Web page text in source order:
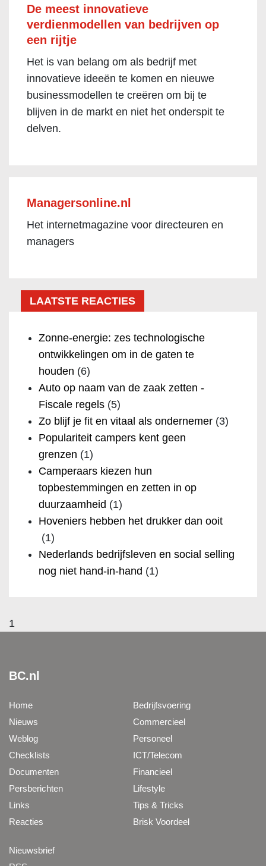
De meest innovatieve
verdienmodellen van bedrijven op
een rijtje
Het is van belang om als bedrijf met
innovatieve ideeën te komen en nieuwe
businessmodellen te creëren om bij te
blijven in de markt en niet het onderspit te
delven.
Managersonline.nl
Het internetmagazine voor directeuren en
managers
LAATSTE REACTIES
Zonne-energie: zes technologische
ontwikkelingen om in de gaten te
houden (6)
Auto op naam van de zaak zetten -
Fiscale regels (5)
Zo blijf je fit en vitaal als ondernemer (3)
Populariteit campers kent geen
grenzen (1)
Camperaars kiezen hun
topbestemmingen en zetten in op
duurzaamheid (1)
Hoveniers hebben het drukker dan ooit
(1)
Nederlands bedrijfsleven en social selling
nog niet hand-in-hand (1)
1
BC.nl
Home
Nieuws
Weblog
Checklists
Documenten
Persberichten
Links
Reacties
Bedrijfsvoering
Commercieel
Personeel
ICT/Telecom
Financieel
Lifestyle
Tips & Tricks
Brisk Voordeel
Nieuwsbrief